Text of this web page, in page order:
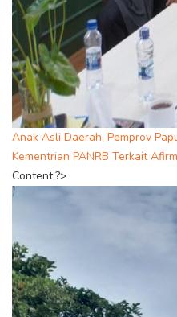
Anak Asli Daerah, Pemprov
Kementrian PANRB Terkait
Content;?>